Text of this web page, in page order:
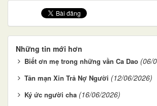
Những tin mới hơn
Biết ơn mẹ trong những vần Ca Dao (06/
Tản mạn Xin Trả Nợ Người (12/06/2026)
Ký ức người cha (16/06/2026)